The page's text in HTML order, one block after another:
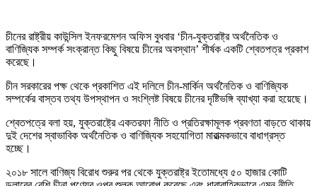
চীনের রাষ্ট্রীয় কাউন্সিল ইনফরমেশন অফিস বুধবার ‘চীন-যুক্তরাষ্ট্র অর্থনৈতিক ও
বাণিজ্যিক সম্পর্ক সংক্রান্ত কিছু বিষয়ে চীনের অবস্থান’ শীর্ষক একটি শ্বেতপত্র প্রকাশ
করেছে।
চীন সরকারের পক্ষ থেকে প্রকাশিত এই দলিলে চীন-মার্কিন অর্থনৈতিক ও বাণিজ্যিক
সম্পর্কের বাস্তব তথ্য উপস্থাপন ও সংশ্লিষ্ট বিষয়ে চীনের দৃষ্টিভঙ্গি ব্যাখ্যা করা হয়েছে।
শ্বেতপত্রে বলা হয়, যুক্তরাষ্ট্রে একতরফা নীতি ও প্রতিরক্ষামূলক প্রবণতা বাড়তে থাকায়
দুই দেশের স্বাভাবিক অর্থনৈতিক ও বাণিজ্যিক সহযোগিতা মারাত্মকভাবে বাধাগ্রস্ত
হচ্ছে।
২০১৮ সালে বাণিজ্য বিরোধ শুরুর পর থেকে যুক্তরাষ্ট্র ইতোমধ্যে ৫০ হাজার কোটি